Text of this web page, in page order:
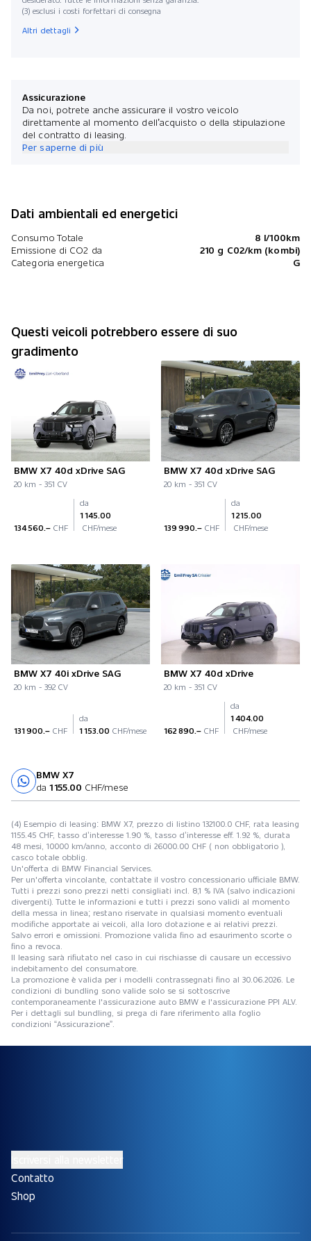
(3) esclusi i costi forfettari di consegna
Altri dettagli
Assicurazione
Da noi, potrete anche assicurare il vostro veicolo
direttamente al momento dell’acquisto o della stipulazione
del contratto di leasing.
Per saperne di più
Dati ambientali ed energetici
Consumo Totale
8 l/100km
Emissione di CO2 da
210 g C02/km (kombi)
Categoria energetica
G
Questi veicoli potrebbero essere di suo
gradimento
BMW X7 40d xDrive SAG
20 km - 351 CV
134 560.– CHF
da
1 145.00
CHF/mese
BMW X7 40d xDrive SAG
20 km - 351 CV
139 990.– CHF
da
1 215.00
CHF/mese
BMW X7 40i xDrive SAG
20 km - 392 CV
131 900.– CHF
da
1 153.00 CHF/mese
BMW X7 40d xDrive
20 km - 351 CV
162 890.– CHF
da
1 404.00
CHF/mese
BMW X7
da 1 155.00 CHF/mese
(4) Esempio di leasing: BMW X7, prezzo di listino 132100.0 CHF, rata leasing
1155.45 CHF, tasso d’interesse 1.90 %, tasso d’interesse eff. 1.92 %, durata
48 mesi, 10000 km/anno, acconto di 26000.00 CHF ( non obbligatorio ),
casco totale obblig.
Un'offerta di BMW Financial Services.
Per un'offerta vincolante, contattate il vostro concessionario ufficiale BMW.
Tutti i prezzi sono prezzi netti consigliati incl. 8,1 % IVA (salvo indicazioni
divergenti). Tutte le informazioni e tutti i prezzi sono validi al momento
della messa in linea; restano riservate in qualsiasi momento eventuali
modifiche apportate ai veicoli, alla loro dotazione e ai relativi prezzi.
Salvo errori e omissioni. Promozione valida fino ad esaurimento scorte o
fino a revoca.
Il leasing sarà rifiutato nel caso in cui rischiasse di causare un eccessivo
indebitamento del consumatore.
La promozione è valida per i modelli contrassegnati fino al 30.06.2026. Le
condizioni di bundling sono valide solo se si sottoscrive
contemporaneamente l'assicurazione auto BMW e l'assicurazione PPI ALV.
Per i dettagli sul bundling, si prega di fare riferimento alla foglio
condizioni “Assicurazione”.
Contatto
Shop